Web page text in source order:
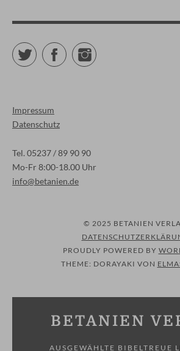
Twitter FacebookInstagram
Impressum
Datenschutz
Tel. 05237 / 89 90 90
Mo-Fr 8:00-18.00 Uhr
info@betanien.de
© 2025 BETANIEN
PROUDLY POWERED BY
THEME: DORAYAKI VON
BETANIEN
AUSGEWÄHLTE BIBELTREUE